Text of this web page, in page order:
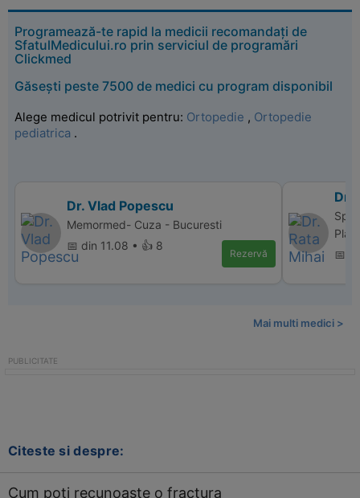
Programează-te rapid la medicii recomandați de
SfatulMedicului.ro prin serviciul de programări
Clickmed
Găsești peste 7500 de medici cu program disponibil
Alege medicul potrivit pentru: Ortopedie , Ortopedie
pediatrica .
Dr. Vlad Popescu
Memormed- Cuza - Bucuresti
📅 din 11.08 • 👍 8
Rezervă
Dr.
📅
Mai multi medici >
Citeste si despre:
Cum poti recunoaste o fractura